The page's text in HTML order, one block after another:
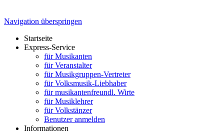
Navigation überspringen
Startseite
Express-Service
für Musikanten
für Veranstalter
für Musikgruppen-Vertreter
für Volksmusik-Liebhaber
für musikantenfreundl. Wirte
für Musiklehrer
für Volkstänzer
Benutzer anmelden
Informationen